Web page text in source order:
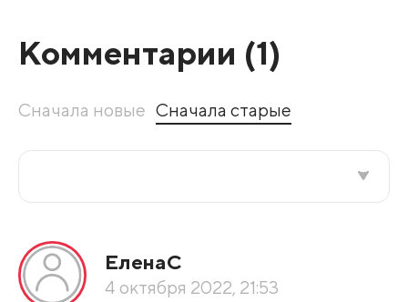
Комментарии (1)
Сначала новые Сначала старые
По рейтингу
ЕленаС
4 октября 2022, 21:53